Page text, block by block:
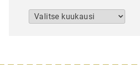
Arkistot